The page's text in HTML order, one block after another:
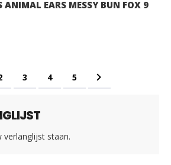
ANIMAL EARS MESSY BUN FOX 9
pagina
Pagina
3 Pagina
4 Pagina
5 Pagina
Volgende
staan.